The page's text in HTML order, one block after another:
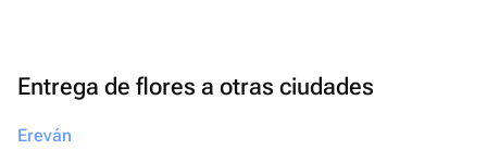
Entrega de flores a otras ciudades
Ereván